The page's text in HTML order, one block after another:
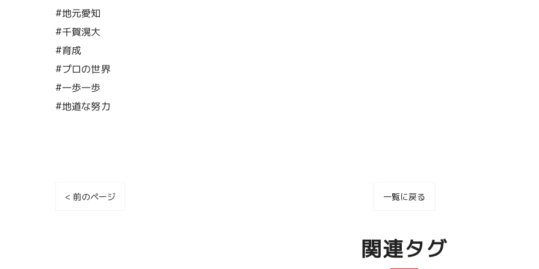
#地元愛知
#千賀滉大
#育成
#プロの世界
#一歩一歩
#地道な努力
< 前のページ 一覧に戻る
関連タグ